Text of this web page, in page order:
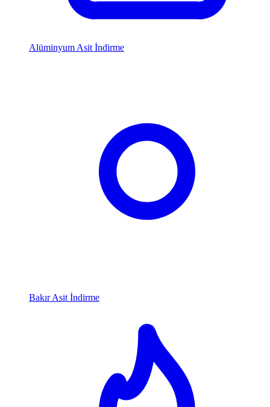
Alüminyum Asit İndirme
Bakır Asit İndirme